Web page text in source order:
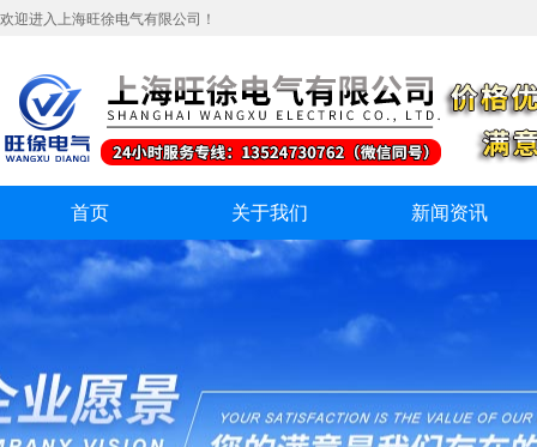
欢迎进入上海旺徐电气有限公司！
首页 关于我们 新闻资讯